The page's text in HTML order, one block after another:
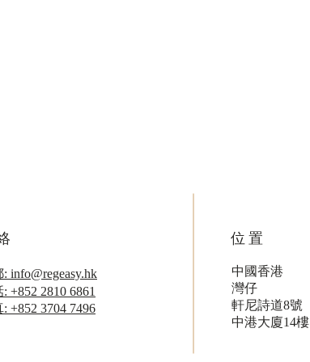
位置
info@regeasy.hk
: +852 2810 6861
+852 3704 7496
中國香港
灣仔
軒尼詩道8號
中港大廈14樓